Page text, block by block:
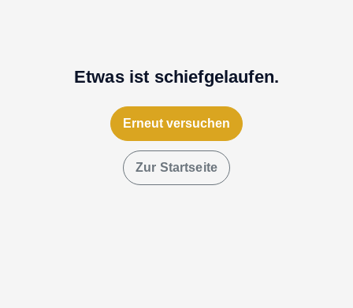
Etwas ist schiefgelaufen.
Erneut versuchen
Zur Startseite